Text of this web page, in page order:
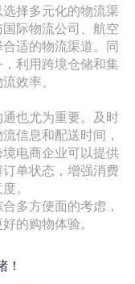
择多元化的物流渠
际物流公司、航空
适的物流渠道。同
利用跨境仓储和集
效率。
也尤为重要。及时
信息和配送时间，
电商企业可以提供
单状态，增强消费
。
多方便面的考虑，
的购物体验。
！